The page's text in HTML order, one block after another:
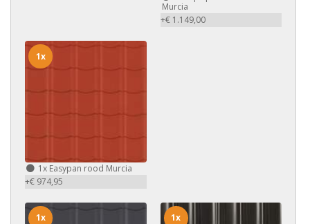
Murcia
+€ 1.149,00
1x Easypan rood Murcia
+€ 974,95
1x
1x 1x